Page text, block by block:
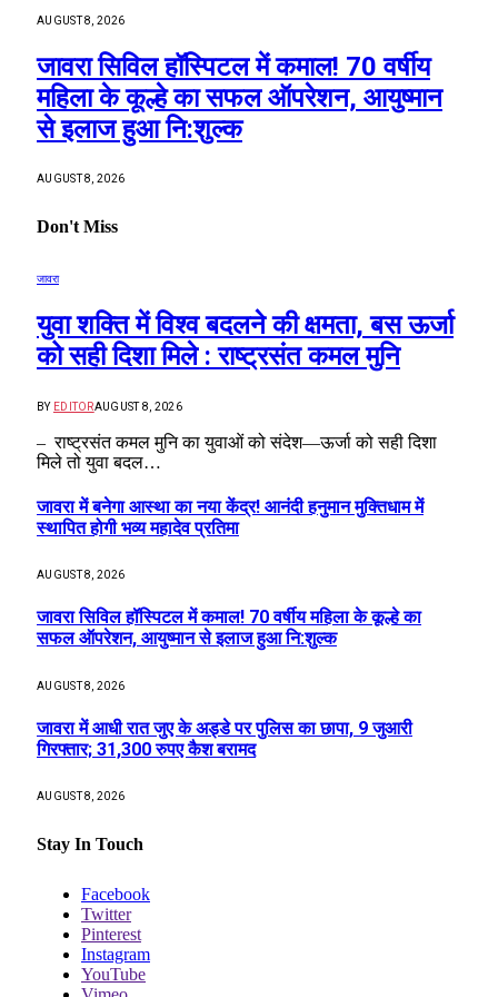
AUGUST 8, 2026
जावरा सिविल हॉस्पिटल में कमाल! 70 वर्षीय
महिला के कूल्हे का सफल ऑपरेशन, आयुष्मान
से इलाज हुआ नि:शुल्क
AUGUST 8, 2026
Don't Miss
जावरा
युवा शक्ति में विश्व बदलने की क्षमता, बस ऊर्जा
को सही दिशा मिले : राष्ट्रसंत कमल मुनि
BY EDITORAUGUST 8, 2026
– राष्ट्रसंत कमल मुनि का युवाओं को संदेश—ऊर्जा को सही दिशा
मिले तो युवा बदल…
जावरा में बनेगा आस्था का नया केंद्र! आनंदी हनुमान मुक्तिधाम में
स्थापित होगी भव्य महादेव प्रतिमा
AUGUST 8, 2026
जावरा सिविल हॉस्पिटल में कमाल! 70 वर्षीय महिला के कूल्हे का
सफल ऑपरेशन, आयुष्मान से इलाज हुआ नि:शुल्क
AUGUST 8, 2026
जावरा में आधी रात जुए के अड्डे पर पुलिस का छापा, 9 जुआरी
गिरफ्तार; 31,300 रुपए कैश बरामद
AUGUST 8, 2026
Stay In Touch
Facebook
Twitter
Pinterest
Instagram
YouTube